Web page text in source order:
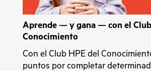
Aprende — y gana — con el
Conocimiento
Con el Club HPE del
puntos por completar